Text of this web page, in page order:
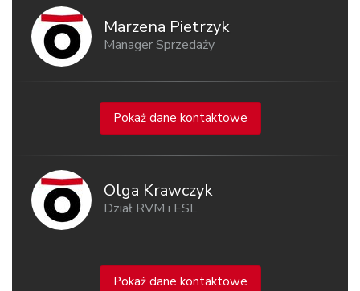
Marzena Pietrzyk
Manager Sprzedaży
Pokaż dane kontaktowe
Olga Krawczyk
Dział RVM i ESL
Pokaż dane kontaktowe